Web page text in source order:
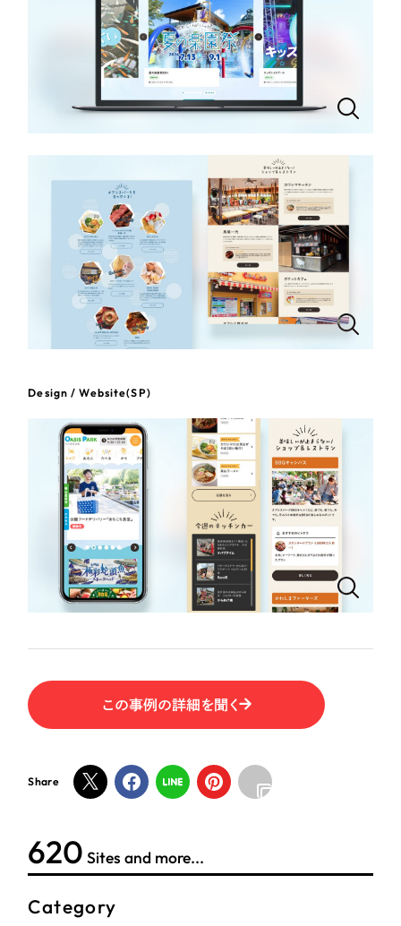
全国1,400社以上の支援実績の中から実績の
一部をご紹介します
ブックマークしたサイト
ブランドサイト・サービスサイト （85件）
求人・採用サイト （61件）
ECサイト（オンラインショップ） （43件）
ポータルサイト・メディアサイト （39件）
LP（ランディングページ）
キャンペーン・プロモーションサイト （12件）
ブランディング（ロゴ・印刷物） （90件）
お客様インタビュー
自治体・官公庁
美容・エステ
IT・インターネット
インフラ関連
広告・メディア・放送
その他サービス業
物流・運送
NPO・一般社団法人
人材サービス
色
ホワイト・白色
ベージュ・茶色
レッド・赤色
624Sites and more...
Category
Design / Website(SP)
この事例の詳細を聞く
Share